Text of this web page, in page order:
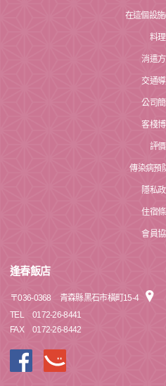
在這個設
料理
消遣
交通
公司
客棧
評價
傳染病預
隱私
住宿
會員
逢春飯店
〒036-0368
青森縣黑石市橫町15-4
TEL
0172-26-8441
FAX
0172-26-8442